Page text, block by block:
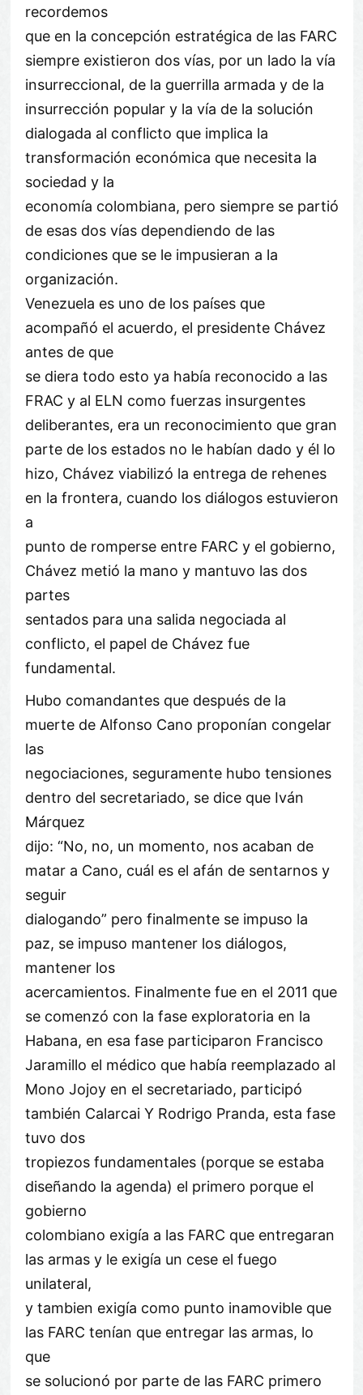
recordemos
que en la concepción estratégica de las FARC
siempre existieron dos vías, por un lado la vía
insurreccional, de la guerrilla armada y de la
insurrección popular y la vía de la solución
dialogada al conflicto que implica la
transformación económica que necesita la
sociedad y la
economía colombiana, pero siempre se partió
de esas dos vías dependiendo de las
condiciones que se le impusieran a la
organización.
Venezuela es uno de los países que
acompañó el acuerdo, el presidente Chávez
antes de que
se diera todo esto ya había reconocido a las
FRAC y al ELN como fuerzas insurgentes
deliberantes, era un reconocimiento que gran
parte de los estados no le habían dado y él lo
hizo, Chávez viabilizó la entrega de rehenes
en la frontera, cuando los diálogos estuvieron
a
punto de romperse entre FARC y el gobierno,
Chávez metió la mano y mantuvo las dos
partes
sentados para una salida negociada al
conflicto, el papel de Chávez fue
fundamental.
Hubo comandantes que después de la
muerte de Alfonso Cano proponían congelar
las
negociaciones, seguramente hubo tensiones
dentro del secretariado, se dice que Iván
Márquez
dijo: “No, no, un momento, nos acaban de
matar a Cano, cuál es el afán de sentarnos y
seguir
dialogando” pero finalmente se impuso la
paz, se impuso mantener los diálogos,
mantener los
acercamientos. Finalmente fue en el 2011 que
se comenzó con la fase exploratoria en la
Habana, en esa fase participaron Francisco
Jaramillo el médico que había reemplazado al
Mono Jojoy en el secretariado, participó
también Calarcai Y Rodrigo Pranda, esta fase
tuvo dos
tropiezos fundamentales (porque se estaba
diseñando la agenda) el primero porque el
gobierno
colombiano exigía a las FARC que entregaran
las armas y le exigía un cese el fuego
unilateral,
y tambien exigía como punto inamovible que
las FARC tenían que entregar las armas, lo
que
se solucionó por parte de las FARC primero